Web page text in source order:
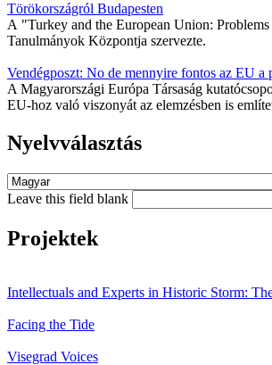
Törökországról Budapesten
A "Turkey and the European Union:
Tanulmányok Központja szervezte.
Vendégposzt: No de mennyire fontos az EU a
A Magyarországi Európa Társaság
EU-hoz való viszonyát az elemzésben is
Nyelvválasztás
Leave this field blank
Projektek
Intellectuals and Experts in Historic Storm:
Facing the Tide
Visegrad Voices